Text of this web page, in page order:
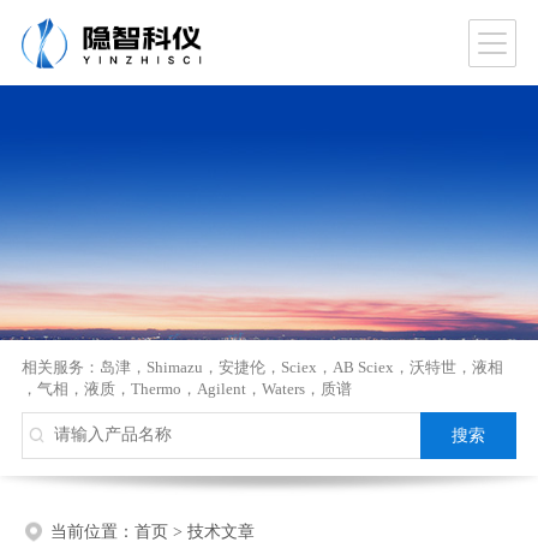
相关服务： 岛津， Shimazu ， 安捷伦， Sciex ， AB Sciex ， 沃特世， 液相
， 气相 ， 液质， Thermo ， Agilent ， Waters， 质谱
当前位置： 首页> 技术文章